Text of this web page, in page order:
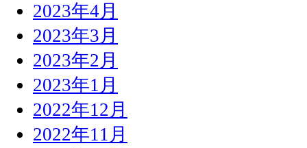
2023年4月
2023年3月
2023年2月
2023年1月
2022年12月
2022年11月